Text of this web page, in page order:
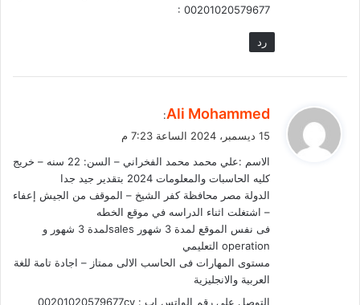
: 00201020579677
رد
ي
ل
Ali Mohammed
:
15 ديسمبر، 2024 الساعة 7:23 م
الاسم :علي محمد محمد الفخراني – السن: 22 سنه – خريج
كليه الحاسبات والمعلومات 2024 بتقدير جيد جدا
الدولة مصر محافظة كفر الشيخ – الموقف من الجيش إعفاء
– اشتغلت اثناء الدراسه في موقع الخطه
فى نفس الموقع لمدة 3 شهور salesلمدة 3 شهور و
operation التعليمي
مستوى المهارات فى الحاسب الالى ممتاز – اجادة تامة للغة
العربية والانجليزية
التوصل على رقم الواتس اب : 00201020579677cv